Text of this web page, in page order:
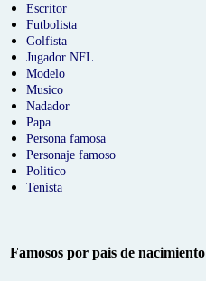
Escritor
Futbolista
Golfista
Jugador NFL
Modelo
Musico
Nadador
Papa
Persona famosa
Personaje famoso
Politico
Tenista
Famosos por pais de nacimiento